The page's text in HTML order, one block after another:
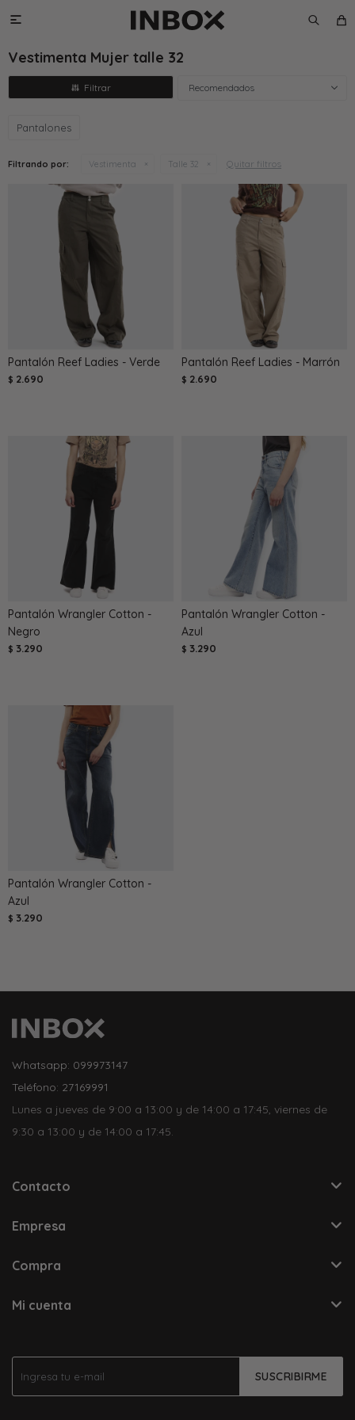

Vestimenta Mujer talle 32
Recomendados
Pantalones
Filtrando por: Vestimenta Talle 32 Quitar filtros
Pantalón Reef Ladies - Verde
$ 2.690
Pantalón Reef Ladies - Marrón
$ 2.690
Pantalón Wrangler Cotton -
Negro
$ 3.290
Pantalón Wrangler Cotton -
Azul
$ 3.290
Pantalón Wrangler Cotton -
Azul
$ 3.290
SUSCRIBIRME
Whatsapp: 099973147
Teléfono: 27169991
Lunes a jueves de 9:00 a 13:00 y de 14:00 a 17:45, viernes de
9:30 a 13:00 y de 14:00 a 17:45.
Contacto
Empresa
Compra
Mi cuenta